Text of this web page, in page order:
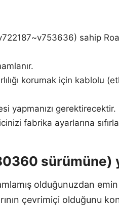
sahip
korumak için kablolu
yapmanızı
fabrika ayarlarına
sürümüne)
olduğunuzdan
çevrimiçi olduğunu